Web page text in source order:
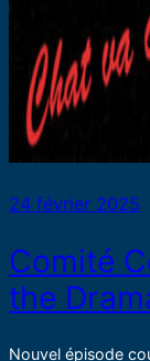
24 février 2025
Comité
the
Nouvel épisode